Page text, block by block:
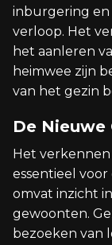
inburgering en
verloop. Het
het aanleren
heimwee zijn
van het gezin
De Nieuwe
Het
essentieel
omvat inzicht
gewoonten.
bezoeken van